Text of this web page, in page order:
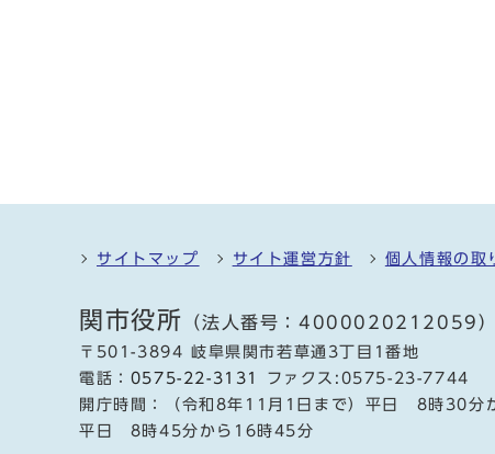
サイトマップ サイト運営方針 個人情報の取
関市役所 （法人番号：4000020212059）
〒501-3894 岐阜県関市若草通3丁目1番地
電話： 0575-22-3131
ファクス:0575-23-7744
開庁時間：（令和8年11月1日まで）平日 8時30分
平日 8時45分から16時45分